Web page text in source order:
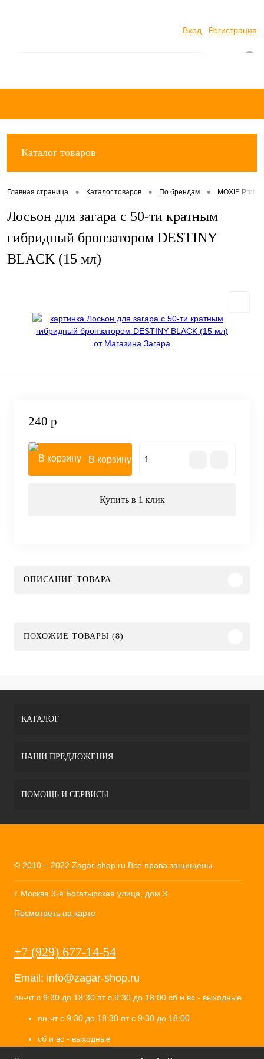
Вход Регистрация
Каталог товаров
Главная страница • Каталог товаров • По брендам • MOXIE
Лосьон для загара с 50-ти кратным
гибридный бронзатором DESTINY
BLACK (15 мл)
240 р
В корзину
Купить в 1 клик
ОПИСАНИЕ ТОВАРА
ПОХОЖИЕ ТОВАРЫ (8)
КАТАЛОГ
НАШИ ПРЕДЛОЖЕНИЯ
ПОМОЩЬ И СЕРВИСЫ
© 2010 – 2022 Zagar-shop.ru Все права защищены.
г. Москва 3-я Богатырская улица, дом 3
Посмотреть на карте
+7 (929) 677-14-54
Email: info@zagar-shop.ru
пн-чт с 9:30 до 18:30 пт с 9:30 до 18:00 сб и вс - выходные
пн-чт с 9:30 до 18:30 пт с 9:30 до 18:00
сб и вс - выходные